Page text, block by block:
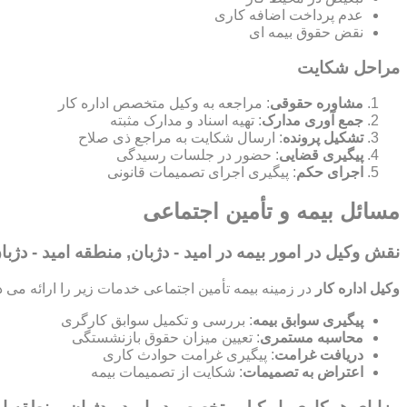
عدم پرداخت اضافه کاری
نقض حقوق بیمه ای
مراحل شکایت
مشاوره حقوقی: مراجعه به وکیل متخصص اداره کار
جمع آوری مدارک: تهیه اسناد و مدارک مثبته
تشکیل پرونده: ارسال شکایت به مراجع ذی صلاح
پیگیری قضایی: حضور در جلسات رسیدگی
اجرای حکم: پیگیری اجرای تصمیمات قانونی
مسائل بیمه و تأمین اجتماعی
نقش وکیل در امور بیمه در امید - دژبان, منطقه امید -
وکیل اداره کار در زمینه بیمه تأمین اجتماعی خدمات زیر را ارائه می
پیگیری سوابق بیمه: بررسی و تکمیل سوابق کارگری
محاسبه مستمری: تعیین میزان حقوق بازنشستگی
دریافت غرامت: پیگیری غرامت حوادث کاری
اعتراض به تصمیمات: شکایت از تصمیمات بیمه